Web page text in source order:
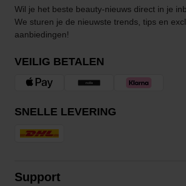
Wil je het beste beauty-nieuws direct in je
We sturen je de nieuwste trends, tips en
aanbiedingen!
VEILIG BETALEN
SNELLE LEVERING
Support